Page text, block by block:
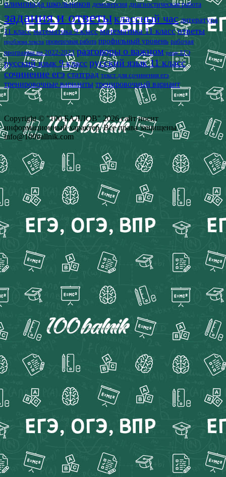
олимпиада школьников демоверсия диагностическая работа
задания и ответыклассный час литература
11 класс математика 9 класс математика 11 класс ответы
проблема текста проверочная работа профильный уровень рабочая
программа на 2022-2023 разговоры о важном решу ЕГЭ
русский язык 9 класс русский язык 11 класс
сочинение егэ статград текст для сочинения егэ
тренировочные варианты тренировочный вариант
Copyright © "100 БАЛЛОВ" 2026 сайт носит
информационный характер. Все права защищены
info@100ballnik.com